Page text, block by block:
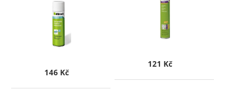
146 Kč
121 Kč